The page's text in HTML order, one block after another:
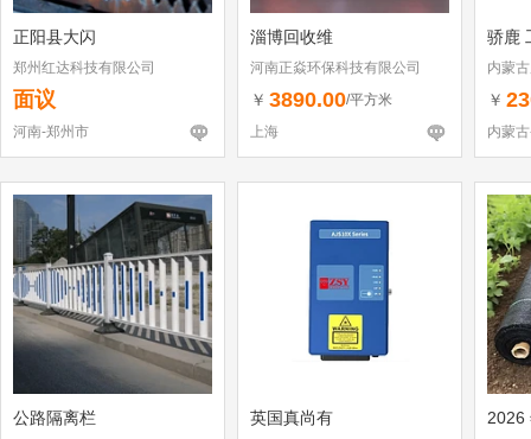
正阳县大闪
郑州红达科技有限公司
面议
河南-郑州市
淄博回收维
河南正焱环保科技有限公司
￥ 3890.00/平方米
上海
骄鹿
内蒙
￥
内蒙
公路隔离栏 英国真尚有 2026